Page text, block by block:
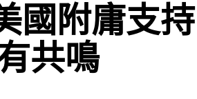
國附庸支
共鳴